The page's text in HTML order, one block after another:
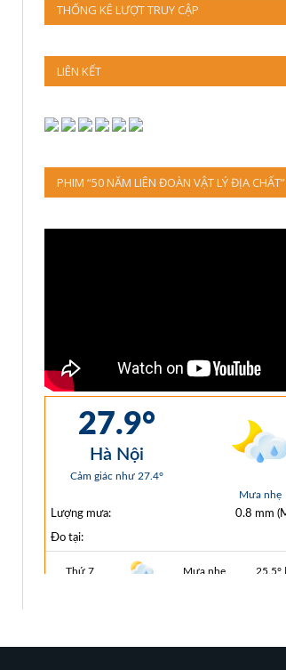
THỐNG KÊ LƯỢT TRUY CẬP
LIÊN KẾT
PHIM “50 NĂM LIÊN ĐOÀN VẬT LÝ ĐỊA CHẤT”